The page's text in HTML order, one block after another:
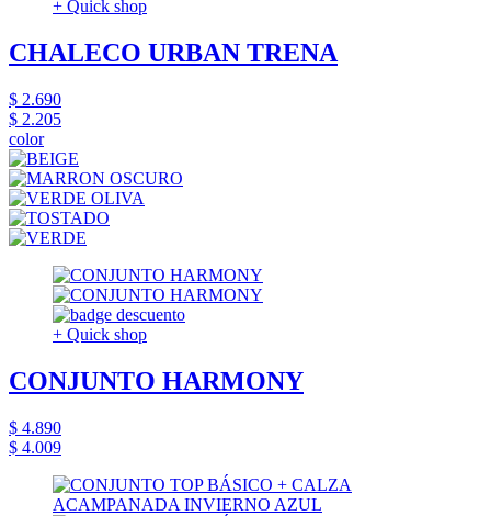
+ Quick shop
CHALECO URBAN TRENA
$ 2.690
$ 2.205
color
+ Quick shop
CONJUNTO HARMONY
$ 4.890
$ 4.009